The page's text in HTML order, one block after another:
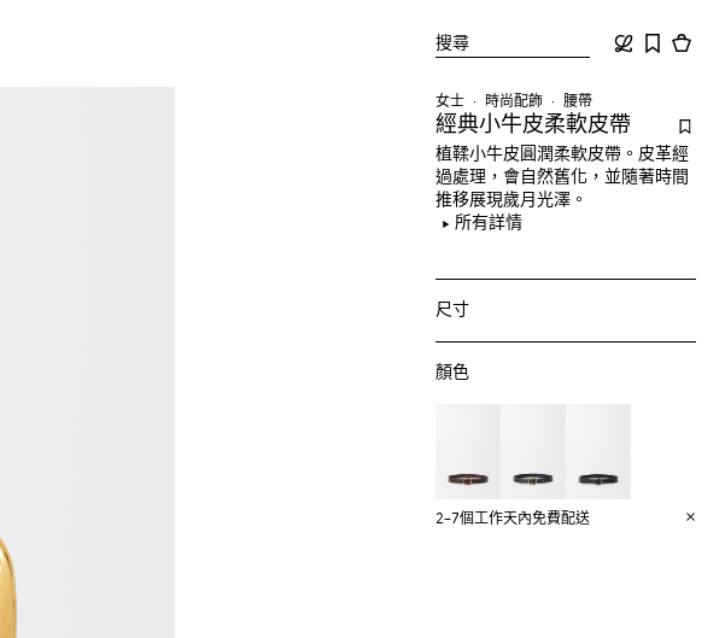
搜尋
女士 時尚配飾 腰帶
經典小牛皮柔軟皮帶
植鞣小牛皮圓潤柔軟皮帶。皮革經
過處理，會自然舊化，並隨著時間
推移展現歲月光澤。
所有詳情
尺寸
顏色
2–7個工作天內免費配送